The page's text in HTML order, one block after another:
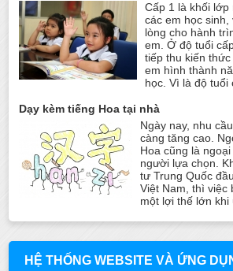
Cấp 1 là khối lớp
các em học
lòng cho hành
em. Ở độ tuổi
tiếp thu kiến
em hình thành
học. Vì là độ tuổi
Dạy kèm tiếng Hoa tại nhà
Ngày nay, nhu
càng tăng cao.
Hoa cũng là
người lựa chọn.
tư Trung Quốc
Việt Nam, thì việc
một lợi thế lớn khi
HỆ THỐNG WEBSITE VÀ ỨNG